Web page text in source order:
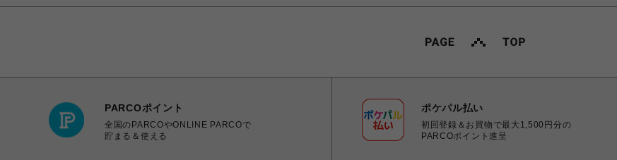
PARCOポイント
全国のPARCOやONLINE PARCOで
貯まる＆使える
ポケパル払い
初回登録＆お買物で最大1,500円分の
PARCOポイント進呈